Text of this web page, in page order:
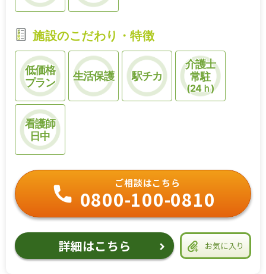
施設のこだわり・特徴
低価格
プラン
生活保護 駅チカ
介護士
常駐
(24ｈ)
看護師
日中
お気に入り
ご相談はこちら
0800-100-0810
詳細はこちら